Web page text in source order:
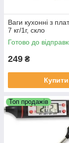
Ваги кухонні з
7 кг/1г, скло
Готово до
249 ₴
Купити
Топ продажів